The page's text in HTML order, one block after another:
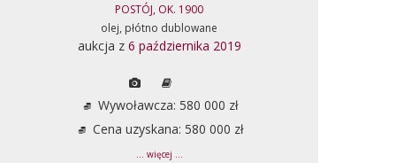
POSTÓJ, OK. 1900
olej, płótno dublowane
aukcja z 6 października 2019
Wywoławcza: 580 000 zł
Cena uzyskana: 580 000 zł
... więcej ...